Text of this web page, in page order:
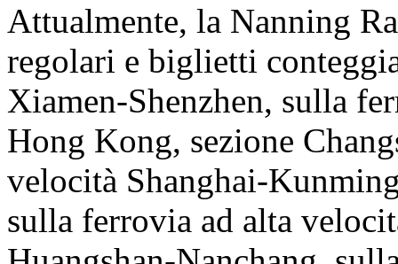
Attualmente, la Nanning
regolari e biglietti
Xiamen-Shenzhen, sulla
Hong Kong, sezione
velocità Shanghai-
sulla ferrovia ad alta